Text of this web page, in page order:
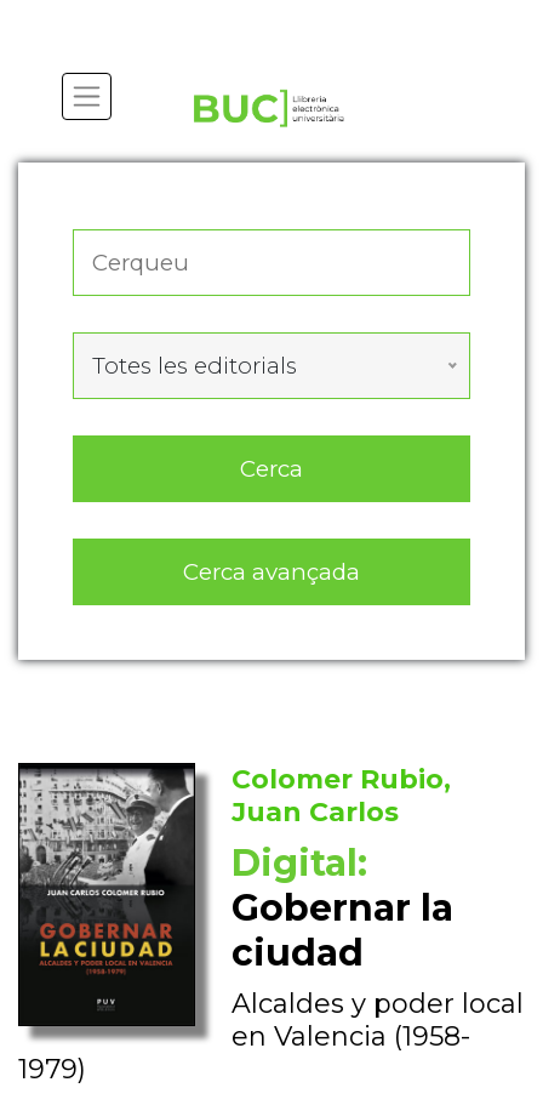
Totes les editorials
Cerca
Cerca avançada
Colomer Rubio,
Juan Carlos
Digital:
Gobernar la
ciudad
Alcaldes y poder local
en Valencia (1958-
1979)